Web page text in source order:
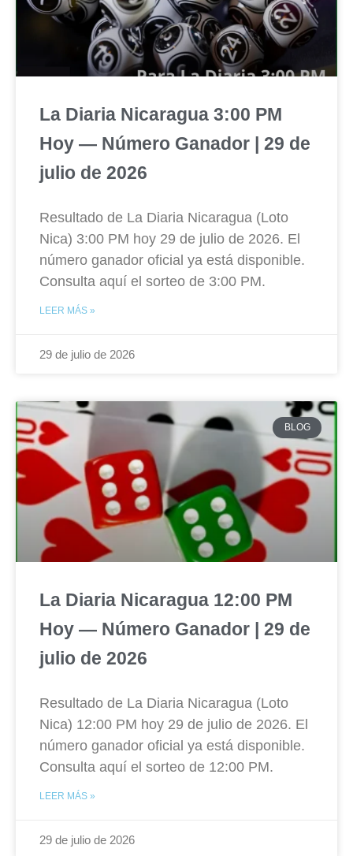
La Diaria Nicaragua 3:00 PM
Hoy — Número Ganador | 29 de
julio de 2026
Resultado de La Diaria Nicaragua (Loto
Nica) 3:00 PM hoy 29 de julio de 2026. El
número ganador oficial ya está disponible.
Consulta aquí el sorteo de 3:00 PM.
LEER MÁS »
29 de julio de 2026
BLOG
La Diaria Nicaragua 12:00 PM
Hoy — Número Ganador | 29 de
julio de 2026
Resultado de La Diaria Nicaragua (Loto
Nica) 12:00 PM hoy 29 de julio de 2026. El
número ganador oficial ya está disponible.
Consulta aquí el sorteo de 12:00 PM.
LEER MÁS »
29 de julio de 2026